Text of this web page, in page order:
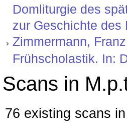
Domliturgie des
zur Geschichte des
Zimmermann,
Frühscholastik. In:
Scans in
76 existing scans